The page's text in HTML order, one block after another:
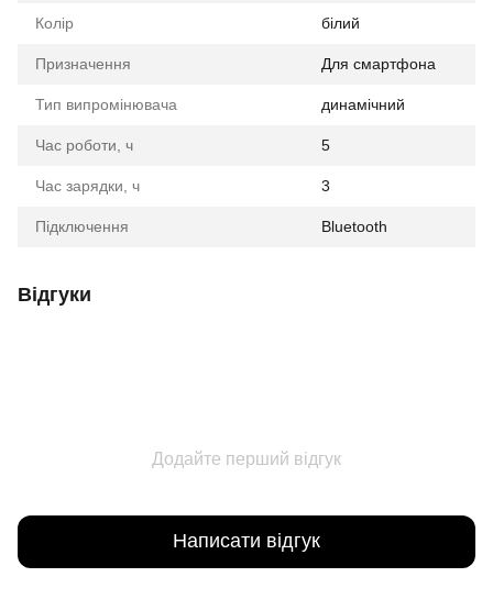
Колір білий
Призначення Для смартфона
Тип випромінювача динамічний
Час роботи, ч 5
Час зарядки, ч 3
Підключення Bluetooth
Відгуки
Додайте перший відгук
Написати відгук